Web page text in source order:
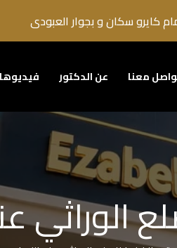
معنا عن الدكتور
الوراثي